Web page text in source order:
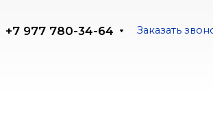
+7 977 780-34-64 Заказать